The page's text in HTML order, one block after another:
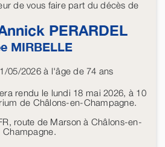
de vous faire part du décès de
PERARDEL
MIRBELLE
05/2026 à l'âge de 74 ans
rendu le lundi 18 mai 2026, à 10
de Châlons-en-Champagne.
route de Marson à Châlons-en-
Champagne.